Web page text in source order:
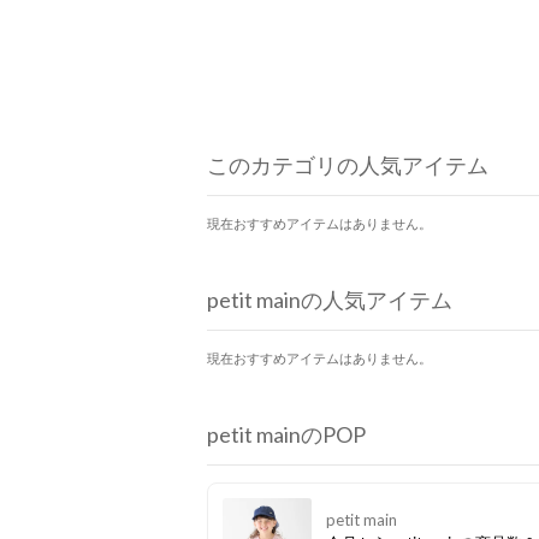
このカテゴリの人気アイテム
現在おすすめアイテムはありません。
petit mainの人気アイテム
現在おすすめアイテムはありません。
petit mainのPOP
petit main